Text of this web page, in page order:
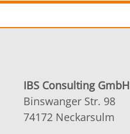
IBS Consulting GmbH
Binswanger Str. 98
74172 Neckarsulm